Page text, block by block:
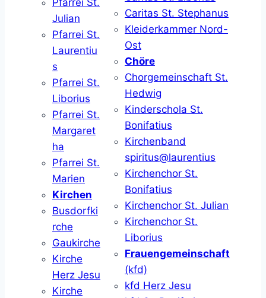
Pfarrei St.
Julian
Pfarrei St.
Laurentiu
s
Pfarrei St.
Liborius
Pfarrei St.
Margaret
ha
Pfarrei St.
Marien
Kirchen
Busdorfki
rche
Gaukirche
Kirche
Herz Jesu
Kirche
Caritas St. Stephanus
Kleiderkammer Nord-
Ost
Chöre
Chorgemeinschaft St.
Hedwig
Kinderschola St.
Bonifatius
Kirchenband
spiritus@laurentius
Kirchenchor St.
Bonifatius
Kirchenchor St. Julian
Kirchenchor St.
Liborius
Frauengemeinschaft
(kfd)
kfd Herz Jesu